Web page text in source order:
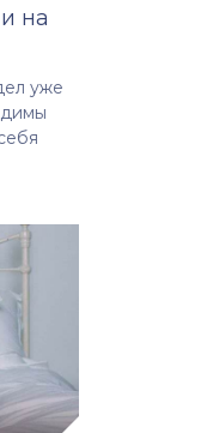
на
уже